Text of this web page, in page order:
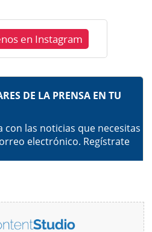
en Instagram